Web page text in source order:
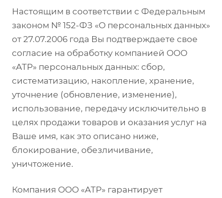
Настоящим в соответствии с Федеральным
законом № 152-ФЗ «О персональных данных»
от 27.07.2006 года Вы подтверждаете свое
согласие на обработку компанией ООО
«АТР» персональных данных: сбор,
систематизацию, накопление, хранение,
уточнение (обновление, изменение),
использование, передачу исключительно в
целях продажи товаров и оказания услуг на
Ваше имя, как это описано ниже,
блокирование, обезличивание,
уничтожение.
Компания ООО «АТР» гарантирует